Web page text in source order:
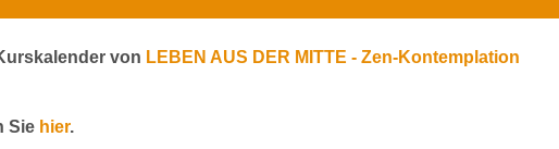
von LEBEN AUS DER MITTE - Zen-Kontemplation
Sie hier.